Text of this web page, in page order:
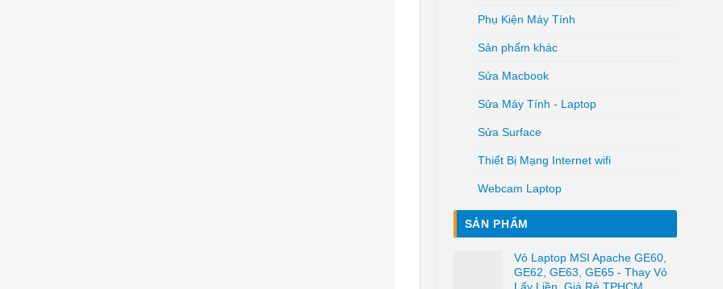
Phụ Kiện Máy Tính
Sản phẩm khác
Sửa Macbook
Sửa Máy Tính - Laptop
Sửa Surface
Thiết Bị Mạng Internet wifi
Webcam Laptop
SẢN PHẨM
Vỏ Laptop MSI Apache GE60,
GE62, GE63, GE65 - Thay Vỏ
Lấy Liền, Giá Rẻ TPHCM